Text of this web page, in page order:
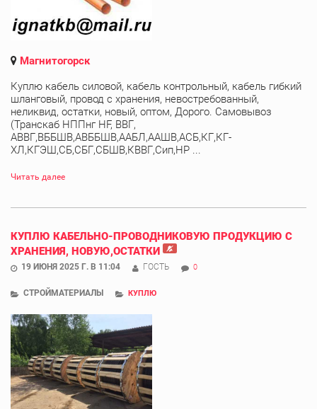
Магнитогорск
Куплю кабель силовой, кабель контрольный, кабель гибкий
шланговый, провод с хранения, невостребованный,
неликвид, остатки, новый, оптом, Дорого. Самовывоз
(Транскаб НППнг HF, ВВГ,
АВВГ,ВББШВ,АВББШВ,ААБЛ,ААШВ,АСБ,КГ,КГ-
ХЛ,КГЭШ,СБ,СБГ,СБШВ,КВВГ,Сип,НР ...
Читать далее
КУПЛЮ КАБЕЛЬНО-ПРОВОДНИКОВУЮ ПРОДУКЦИЮ С
ХРАНЕНИЯ, НОВУЮ,ОСТАТКИ
19 ИЮНЯ 2025 Г. В 11:04 ГОСТЬ 0
СТРОЙМАТЕРИАЛЫ КУПЛЮ